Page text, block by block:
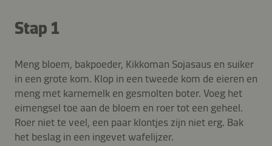
Stap 1
Meng bloem, bakpoeder, Kikkoman Sojasaus en suiker
in een grote kom. Klop in een tweede kom de eieren en
meng met karnemelk en gesmolten boter. Voeg het
eimengsel toe aan de bloem en roer tot een geheel.
Roer niet te veel, een paar klontjes zijn niet erg. Bak
het beslag in een ingevet wafelijzer.